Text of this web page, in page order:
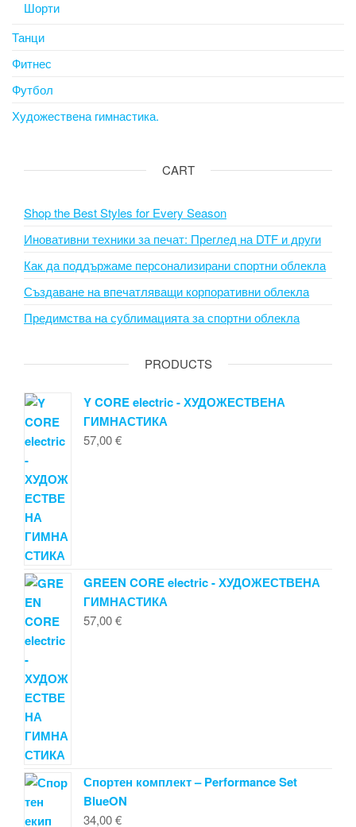
Шорти
Танци
Фитнес
Футбол
Художествена гимнастика.
CART
Shop the Best Styles for Every Season
Иновативни техники за печат: Преглед на DTF и други
Как да поддържаме персонализирани спортни облекла
Създаване на впечатляващи корпоративни облекла
Предимства на сублимацията за спортни облекла
PRODUCTS
Y CORE electric - ХУДОЖЕСТВЕНА
ГИМНАСТИКА
57,00€
GREEN CORE electric - ХУДОЖЕСТВЕНА
ГИМНАСТИКА
57,00€
Спортен комплект – Performance Set
BlueON
34,00€